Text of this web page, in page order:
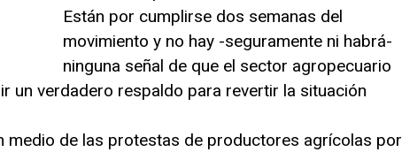
Están por cumplirse dos semanas del
movimiento y no hay -seguramente ni habrá-
ninguna señal de que el sector agropecuario
un verdadero respaldo para revertir la situación
medio de las protestas de productores agrícolas por